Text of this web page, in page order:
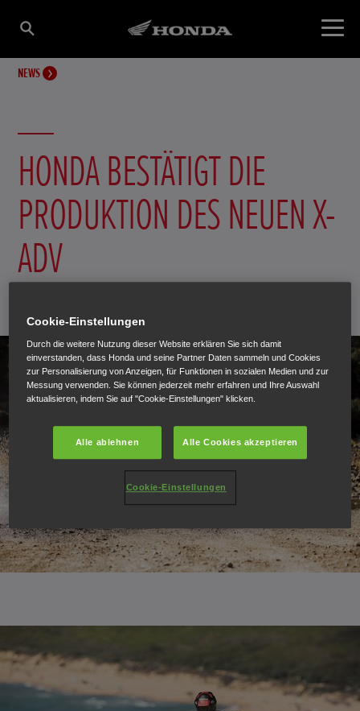
NEWS
HONDA BESTÄTIGT DIE
PRODUKTION DES NEUEN X-
ADV
Cookie-Einstellungen
Durch die weitere Nutzung dieser Website erklären Sie sich damit
einverstanden, dass Honda und seine Partner Daten sammeln und Cookies
zur Personalisierung von Anzeigen, für Funktionen in sozialen Medien und zur
Messung verwenden. Sie können jederzeit mehr erfahren und Ihre Auswahl
aktualisieren, indem Sie auf "Cookie-Einstellungen" klicken.
Alle ablehnen Alle Cookies akzeptieren
Cookie-Einstellungen